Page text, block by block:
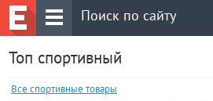
Топ спортивный
Все спортивные товары